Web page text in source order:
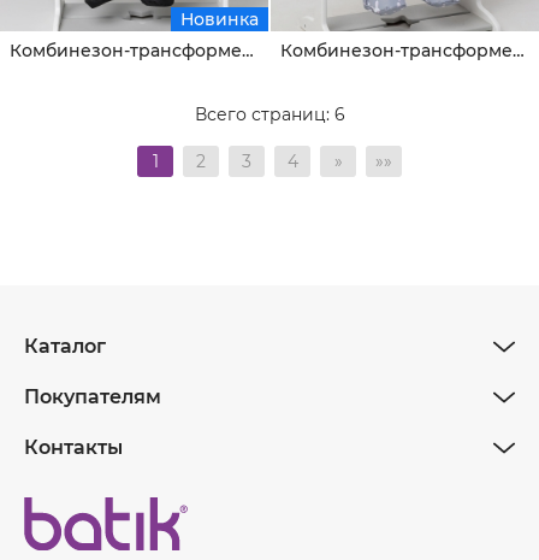
Новинка
Комбинезон-трансформер Туве
Комбинезон-трансформер Туве
Всего страниц: 6
1 2 3 4 » »»
Каталог
Покупателям
Контакты